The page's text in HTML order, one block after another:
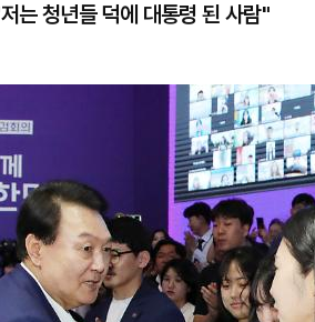
는 청년들 덕에 대통령 된 사람"